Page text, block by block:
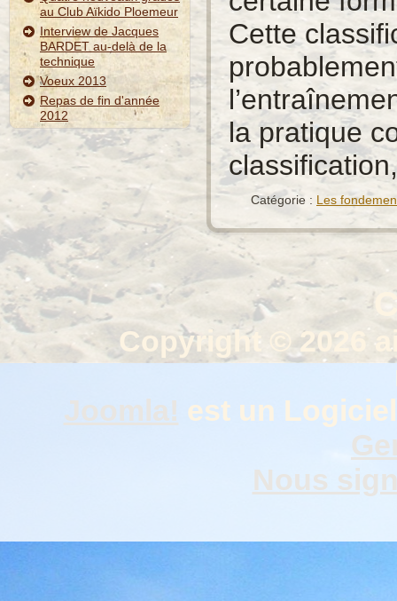
au Club Aïkido Ploemeur
Interview de Jacques
BARDET au-delà de la
technique
Voeux 2013
Repas de fin d'année
2012
Cette
la pratique
Catégorie : Les
Copyright © 2026
Joomla! est un
Nous